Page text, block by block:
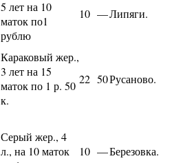
5 лет на 10
маток по1
рублю
10 —Липяги.
Караковый жер.,
3 лет на 15
маток по 1 р. 50
к.
22 50Русаново.
Серый жер., 4
л., на 10 маток
10 —Березовка.